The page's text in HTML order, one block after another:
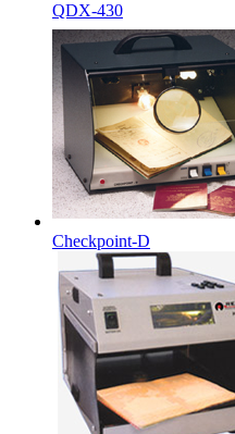
QDX-430
Checkpoint-D